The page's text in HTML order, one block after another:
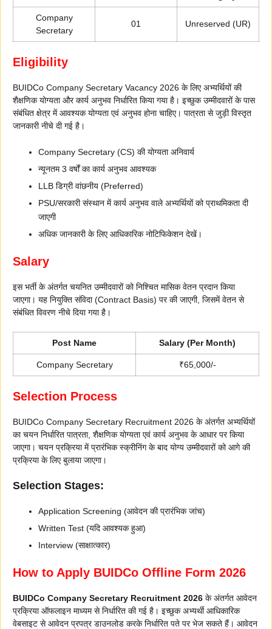
Company
Secretary
01 Unreserved (UR)
Eligibility
BUIDCo Company Secretary Vacancy 2026 के लिए अभ्यर्थियों की
शैक्षणिक योग्यता और कार्य अनुभव निर्धारित किया गया है। इच्छुक उम्मीदवारों के पास
संबंधित क्षेत्र में आवश्यक योग्यता एवं अनुभव होना चाहिए। पात्रता से जुड़ी विस्तृत
जानकारी नीचे दी गई है।
Company Secretary (CS) की योग्यता अनिवार्य
न्यूनतम 3 वर्षों का कार्य अनुभव आवश्यक
LLB डिग्री वांछनीय (Preferred)
PSU/सरकारी संस्थान में कार्य अनुभव वाले अभ्यर्थियों को प्राथमिकता दी
जाएगी
अधिक जानकारी के लिए आधिकारिक नोटिफिकेशन देखें।
Salary
इस भर्ती के अंतर्गत चयनित उम्मीदवारों को निश्चित मासिक वेतन प्रदान किया
जाएगा। यह नियुक्ति संविदा (Contract Basis) पर की जाएगी, जिसमें वेतन से
संबंधित विवरण नीचे दिया गया है।
Post Name Salary (Per Month)
Company Secretary ₹65,000/-
Selection Process
BUIDCo Company Secretary Recruitment 2026 के अंतर्गत अभ्यर्थियों
का चयन निर्धारित पात्रता, शैक्षणिक योग्यता एवं कार्य अनुभव के आधार पर किया
जाएगा। चयन प्रक्रिया में प्रारंभिक स्क्रीनिंग के बाद योग्य उम्मीदवारों को आगे की
प्रक्रिया के लिए बुलाया जाएगा।
Selection Stages:
Application Screening (आवेदन की प्रारंभिक जांच)
Written Test (यदि आवश्यक हुआ)
Interview (साक्षात्कार)
How to Apply BUIDCo Offline Form 2026
BUIDCo Company Secretary Recruitment 2026 के अंतर्गत आवेदन
प्रक्रिया ऑफलाइन माध्यम से निर्धारित की गई है। इच्छुक अभ्यर्थी आधिकारिक
वेबसाइट से आवेदन प्रपत्र डाउनलोड करके निर्धारित पते पर भेज सकते हैं। आवेदन